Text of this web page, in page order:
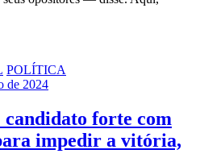
POLÍTICA
de 2024
forte com
impedir a vitória,